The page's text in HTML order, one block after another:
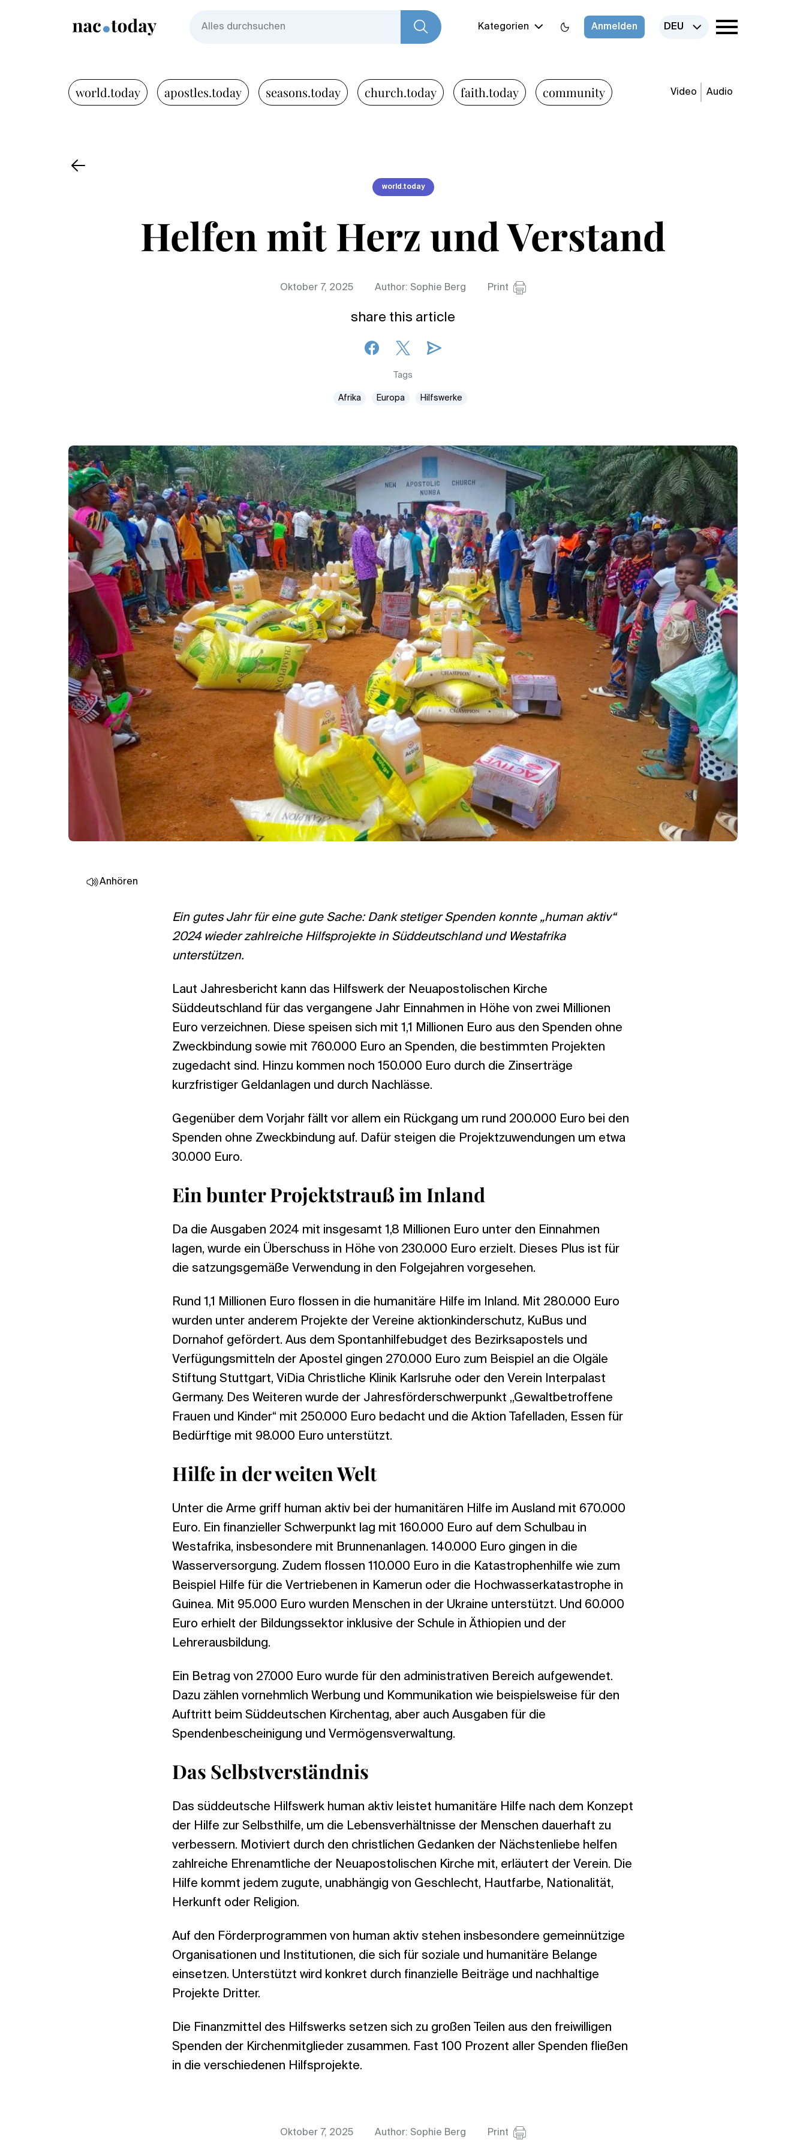
Kategorien Anmelden DEU
world.today apostles.today seasons.today church.today faith.today community Video Audio
world.today
Helfen mit Herz und Verstand
Oktober 7, 2025 Author: Sophie Berg Print
share this article
Tags
Afrika Europa Hilfswerke
Anhören
Ein gutes Jahr für eine gute Sache: Dank stetiger Spenden konnte „human aktiv“
2024 wieder zahlreiche Hilfsprojekte in Süddeutschland und Westafrika
unterstützen.
Laut Jahresbericht kann das Hilfswerk der Neuapostolischen Kirche
Süddeutschland für das vergangene Jahr Einnahmen in Höhe von zwei Millionen
Euro verzeichnen. Diese speisen sich mit 1,1 Millionen Euro aus den Spenden ohne
Zweckbindung sowie mit 760.000 Euro an Spenden, die bestimmten Projekten
zugedacht sind. Hinzu kommen noch 150.000 Euro durch die Zinserträge
kurzfristiger Geldanlagen und durch Nachlässe.
Gegenüber dem Vorjahr fällt vor allem ein Rückgang um rund 200.000 Euro bei den
Spenden ohne Zweckbindung auf. Dafür steigen die Projektzuwendungen um etwa
30.000 Euro.
Ein bunter Projektstrauß im Inland
Da die Ausgaben 2024 mit insgesamt 1,8 Millionen Euro unter den Einnahmen
lagen, wurde ein Überschuss in Höhe von 230.000 Euro erzielt. Dieses Plus ist für
die satzungsgemäße Verwendung in den Folgejahren vorgesehen.
Rund 1,1 Millionen Euro flossen in die humanitäre Hilfe im Inland. Mit 280.000 Euro
wurden unter anderem Projekte der Vereine aktionkinderschutz, KuBus und
Dornahof gefördert. Aus dem Spontanhilfebudget des Bezirksapostels und
Verfügungsmitteln der Apostel gingen 270.000 Euro zum Beispiel an die Olgäle
Stiftung Stuttgart, ViDia Christliche Klinik Karlsruhe oder den Verein Interpalast
Germany. Des Weiteren wurde der Jahresförderschwerpunkt „Gewaltbetroffene
Frauen und Kinder“ mit 250.000 Euro bedacht und die Aktion Tafelladen, Essen für
Bedürftige mit 98.000 Euro unterstützt.
Hilfe in der weiten Welt
Unter die Arme griff human aktiv bei der humanitären Hilfe im Ausland mit 670.000
Euro. Ein finanzieller Schwerpunkt lag mit 160.000 Euro auf dem Schulbau in
Westafrika, insbesondere mit Brunnenanlagen. 140.000 Euro gingen in die
Wasserversorgung. Zudem flossen 110.000 Euro in die Katastrophenhilfe wie zum
Beispiel Hilfe für die Vertriebenen in Kamerun oder die Hochwasserkatastrophe in
Guinea. Mit 95.000 Euro wurden Menschen in der Ukraine unterstützt. Und 60.000
Euro erhielt der Bildungssektor inklusive der Schule in Äthiopien und der
Lehrerausbildung.
Ein Betrag von 27.000 Euro wurde für den administrativen Bereich aufgewendet.
Dazu zählen vornehmlich Werbung und Kommunikation wie beispielsweise für den
Auftritt beim Süddeutschen Kirchentag, aber auch Ausgaben für die
Spendenbescheinigung und Vermögensverwaltung.
Das Selbstverständnis
Das süddeutsche Hilfswerk human aktiv leistet humanitäre Hilfe nach dem Konzept
der Hilfe zur Selbsthilfe, um die Lebensverhältnisse der Menschen dauerhaft zu
verbessern. Motiviert durch den christlichen Gedanken der Nächstenliebe helfen
zahlreiche Ehrenamtliche der Neuapostolischen Kirche mit, erläutert der Verein. Die
Hilfe kommt jedem zugute, unabhängig von Geschlecht, Hautfarbe, Nationalität,
Herkunft oder Religion.
Auf den Förderprogrammen von human aktiv stehen insbesondere gemeinnützige
Organisationen und Institutionen, die sich für soziale und humanitäre Belange
einsetzen. Unterstützt wird konkret durch finanzielle Beiträge und nachhaltige
Projekte Dritter.
Die Finanzmittel des Hilfswerks setzen sich zu großen Teilen aus den freiwilligen
Spenden der Kirchenmitglieder zusammen. Fast 100 Prozent aller Spenden fließen
in die verschiedenen Hilfsprojekte.
Oktober 7, 2025 Author: Sophie Berg Print